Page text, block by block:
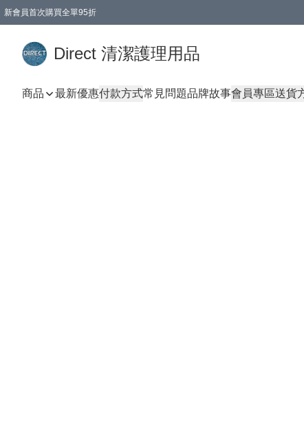
新會員首次購買全單95折
Direct 清潔護理用品
商品 最新優惠付款方式常見問題品牌故事會員專區送貨